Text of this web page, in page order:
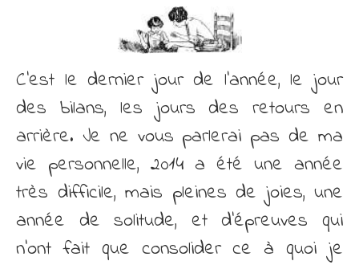
C’est le dernier jour de l’année, le jour
des bilans, les jours des retours en
arrière. Je ne vous parlerai pas de ma
vie personnelle, 2014 a été une année
très difficile, mais pleines de joies, une
année de solitude, et d’épreuves qui
n’ont fait que consolider ce à quoi je